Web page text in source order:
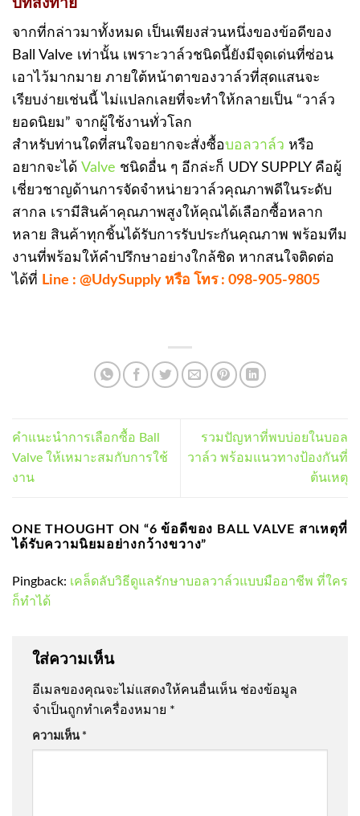
บทส่งท้าย
จากที่กล่าวมาทั้งหมด เป็นเพียงส่วนหนึ่งของข้อดีของ
Ball Valve เท่านั้น เพราะวาล์วชนิดนี้ยังมีจุดเด่นที่ซ่อน
เอาไว้มากมาย ภายใต้หน้าตาของวาล์วที่สุดแสนจะ
เรียบง่ายเช่นนี้ ไม่แปลกเลยที่จะทำให้กลายเป็น “วาล์ว
ยอดนิยม” จากผู้ใช้งานทั่วโลก
สำหรับท่านใดที่สนใจอยากจะสั่งซื้อบอลวาล์ว หรือ
อยากจะได้ Valve ชนิดอื่น ๆ อีกล่ะก็ UDY SUPPLY คือผู้
เชี่ยวชาญด้านการจัดจำหน่ายวาล์วคุณภาพดีในระดับ
สากล เรามีสินค้าคุณภาพสูงให้คุณได้เลือกซื้อหลาก
หลาย สินค้าทุกชิ้นได้รับการรับประกันคุณภาพ พร้อมทีม
งานที่พร้อมให้คำปรึกษาอย่างใกล้ชิด หากสนใจติดต่อ
ได้ที่ Line : @UdySupply หรือ โทร : 098-905-9805
คำแนะนำการเลือกซื้อ Ball
Valve ให้เหมาะสมกับการใช้
งาน
รวมปัญหาที่พบบ่อยในบอล
วาล์ว พร้อมแนวทางป้องกันที่
ต้นเหตุ
ONE THOUGHT ON “6 ข้อดีของ BALL VALVE สาเหตุที่
ได้รับความนิยมอย่างกว้างขวาง”
Pingback: เคล็ดลับวิธีดูแลรักษาบอลวาล์วแบบมืออาชีพ ที่ใคร
ก็ทำได้
ใส่ความเห็น
อีเมลของคุณจะไม่แสดงให้คนอื่นเห็น ช่องข้อมูล
จำเป็นถูกทำเครื่องหมาย *
ความเห็น *